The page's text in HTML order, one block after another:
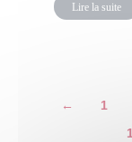
Lire la suite
← 1